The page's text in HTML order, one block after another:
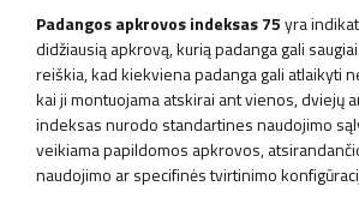
Padangos apkrovos indeksas 75yra
didžiausią apkrovą, kurią padanga gali
reiškia, kad kiekviena padanga gali atlaikyti
kai ji montuojama atskirai ant vienos, dviejų
indeksas nurodo standartines naudojimo
veikiama papildomos apkrovos,
naudojimo ar specifinės tvirtinimo